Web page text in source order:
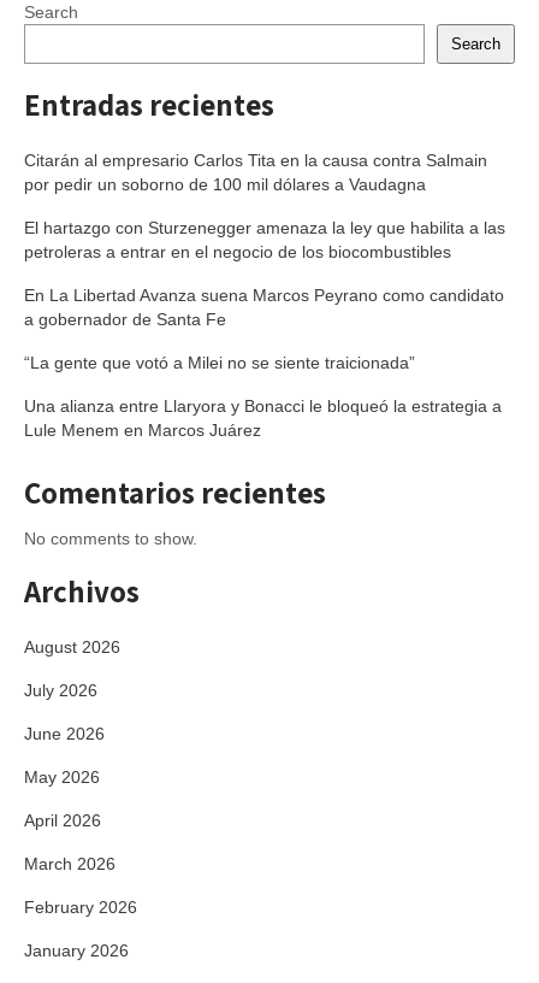
Search
Search
Entradas recientes
Citarán al empresario Carlos Tita en la causa contra Salmain
por pedir un soborno de 100 mil dólares a Vaudagna
El hartazgo con Sturzenegger amenaza la ley que habilita a las
petroleras a entrar en el negocio de los biocombustibles
En La Libertad Avanza suena Marcos Peyrano como candidato
a gobernador de Santa Fe
“La gente que votó a Milei no se siente traicionada”
Una alianza entre Llaryora y Bonacci le bloqueó la estrategia a
Lule Menem en Marcos Juárez
Comentarios recientes
No comments to show.
Archivos
August 2026
July 2026
June 2026
May 2026
April 2026
March 2026
February 2026
January 2026